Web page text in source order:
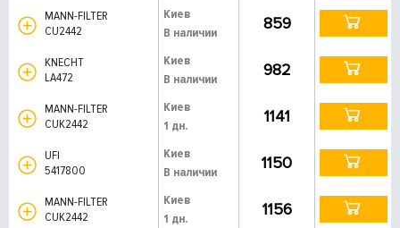
MANN-FILTER
CU2442
Киев
В наличии
859
KNECHT
LA472
Киев
В наличии
982
MANN-FILTER
CUK2442
Киев
1 дн.
1141
UFI
5417800
Киев
В наличии
1150
MANN-FILTER
CUK2442
Киев
1 дн.
1156